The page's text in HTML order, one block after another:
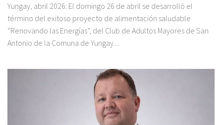
Yungay, abril 2026: El domingo 26 de abril se desarrolló el
término del exitoso proyecto de alimentación saludable
“Renovando las Energías”, del Club de Adultos Mayores de San
Antonio de la Comuna de Yungay....